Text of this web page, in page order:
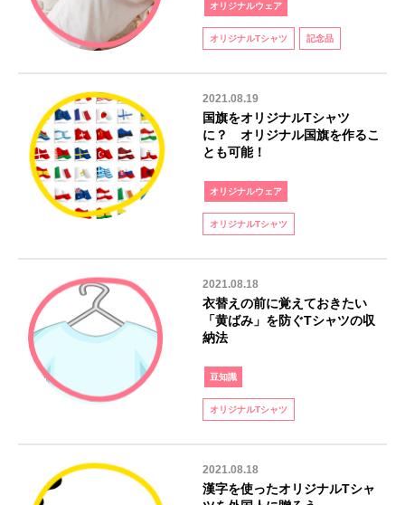
オリジナルウェア
オリジナルTシャツ 記念品
2021.08.19
国旗をオリジナルTシャツ
に？ オリジナル国旗を作るこ
とも可能！
オリジナルウェア
オリジナルTシャツ
2021.08.18
衣替えの前に覚えておきたい
「黄ばみ」を防ぐTシャツの収
納法
豆知識
オリジナルTシャツ
2021.08.18
漢字を使ったオリジナルTシャ